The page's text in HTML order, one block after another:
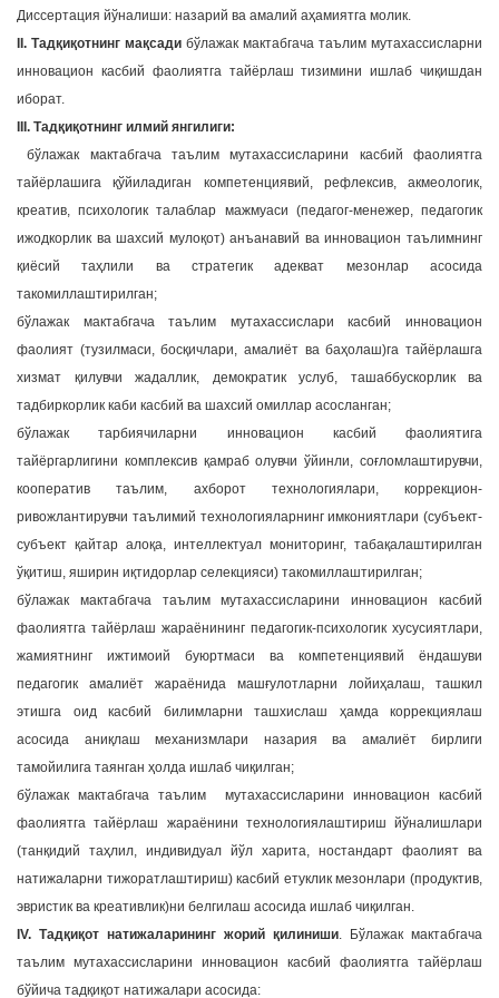
Диссертация йўналиши: назарий ва амалий аҳамиятга молик.
II. Тадқиқотнинг мақсади бўлажак мактабгача таълим мутахассисларни
инновацион касбий фаолиятга тайёрлаш тизимини ишлаб чиқишдан
иборат.
III. Тадқиқотнинг илмий янгилиги:
бўлажак мактабгача таълим мутахассисларини касбий фаолиятга
тайёрлашига қўйиладиган компетенциявий, рефлексив, акмеологик,
креатив, психологик талаблар мажмуаси (педагог-менежер, педагогик
ижодкорлик ва шахсий мулоқот) анъанавий ва инновацион таълимнинг
қиёсий таҳлили ва стратегик адекват мезонлар асосида
такомиллаштирилган;
бўлажак мактабгача таълим мутахассислари касбий инновацион
фаолият (тузилмаси, босқичлари, амалиёт ва баҳолаш)га тайёрлашга
хизмат қилувчи жадаллик, демократик услуб, ташаббускорлик ва
тадбиркорлик каби касбий ва шахсий омиллар асосланган;
бўлажак тарбиячиларни инновацион касбий фаолиятига
тайёргарлигини комплексив қамраб олувчи ўйинли, соғломлаштирувчи,
кооператив таълим, ахборот технологиялари, коррекцион-
ривожлантирувчи таълимий технологияларнинг имкониятлари (субъект-
субъект қайтар алоқа, интеллектуал мониторинг, табақалаштирилган
ўқитиш, яширин иқтидорлар селекцияси) такомиллаштирилган;
бўлажак мактабгача таълим мутахассисларини инновацион касбий
фаолиятга тайёрлаш жараёнининг педагогик-психологик хусусиятлари,
жамиятнинг ижтимоий буюртмаси ва компетенциявий ёндашуви
педагогик амалиёт жараёнида машғулотларни лойиҳалаш, ташкил
этишга оид касбий билимларни ташхислаш ҳамда коррекциялаш
асосида аниқлаш механизмлари назария ва амалиёт бирлиги
тамойилига таянган ҳолда ишлаб чиқилган;
бўлажак мактабгача таълим мутахассисларини инновацион касбий
фаолиятга тайёрлаш жараёнини технологиялаштириш йўналишлари
(танқидий таҳлил, индивидуал йўл харита, ностандарт фаолият ва
натижаларни тижоратлаштириш) касбий етуклик мезонлари (продуктив,
эвристик ва креативлик)ни белгилаш асосида ишлаб чиқилган.
IV. Тадқиқот натижаларининг жорий қилиниши. Бўлажак мактабгача
таълим мутахассисларини инновацион касбий фаолиятга тайёрлаш
бўйича тадқиқот натижалари асосида: